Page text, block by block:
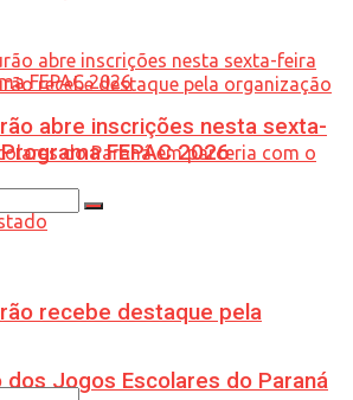
recebe destaque pela
dos Jogos Escolares do Paraná
abre inscrições nesta sexta-
FEPAC 2026